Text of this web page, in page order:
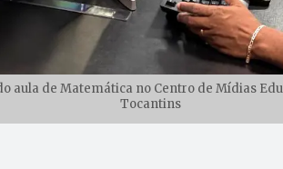
aula de Matemática no Centro de Mídias
Tocantins